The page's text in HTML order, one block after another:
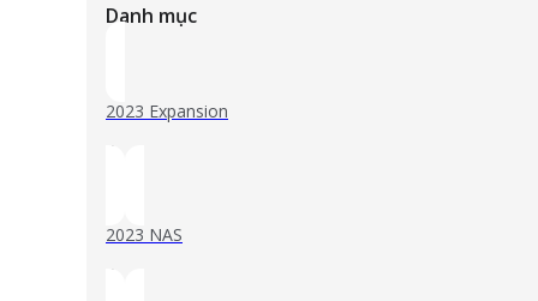
Danh mục
2023 Expansion
()
2023 NAS
()